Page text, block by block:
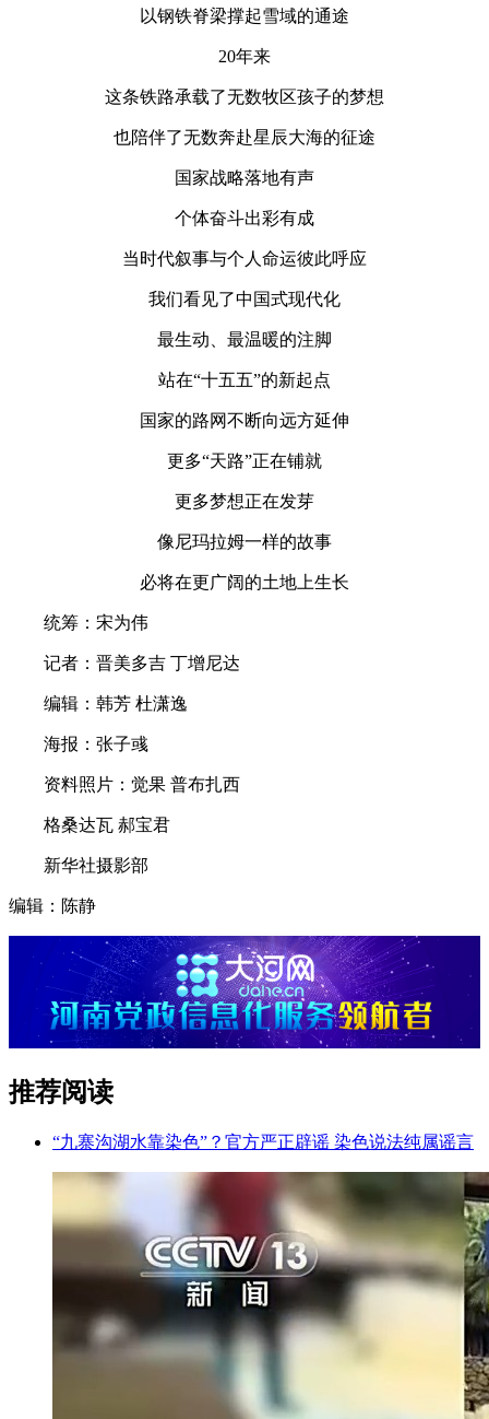
以钢铁脊梁撑起雪域的通途
20年来
这条铁路承载了无数牧区孩子的梦想
也陪伴了无数奔赴星辰大海的征途
国家战略落地有声
个体奋斗出彩有成
当时代叙事与个人命运彼此呼应
我们看见了中国式现代化
最生动、最温暖的注脚
站在“十五五”的新起点
国家的路网不断向远方延伸
更多“天路”正在铺就
更多梦想正在发芽
像尼玛拉姆一样的故事
必将在更广阔的土地上生长
统筹：宋为伟
记者：晋美多吉 丁增尼达
编辑：韩芳 杜潇逸
海报：张子彧
资料照片：觉果 普布扎西
格桑达瓦 郝宝君
新华社摄影部
编辑：陈静
推荐阅读
“九寨沟湖水靠染色”？官方严正辟谣 染色说法纯属谣言